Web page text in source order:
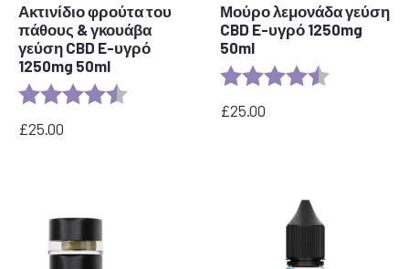
Ακτινίδιο φρούτα του
πάθους & γκουάβα
γεύση CBD E-υγρό
1250mg 50ml
Rating: 4.5 out of 5 stars
£25.00
Μούρο λεμονάδα γεύση
CBD E-υγρό 1250mg
50ml
Rating: 4.5 out of 5
£25.00